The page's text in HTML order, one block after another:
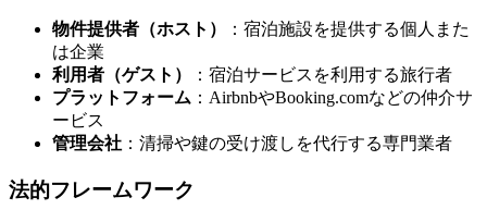
物件提供者（ホスト）
：宿泊施設を提供する個人また
は企業
利用者（ゲスト）
：宿泊サービスを利用する旅行者
プラットフォーム ：AirbnbやBooking.comなどの仲介サ
ービス
管理会社 ：清掃や鍵の受け渡しを代行する専門業者
法的フレームワーク